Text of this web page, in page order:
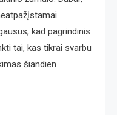
kad pagrindinis
tai, kas tikrai svarbu
šiandien